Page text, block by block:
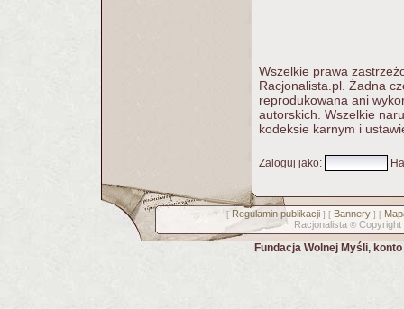
Wszelkie prawa
Racjonalista.pl. Żadna
reprodukowana ani
autorskich. Wszelkie
kodeksie karnym i
Zaloguj jako:
[ Regulamin publikacji] [ Bannery] [
Racjonalista © Copyright
Fundacja Wolnej Myśli,